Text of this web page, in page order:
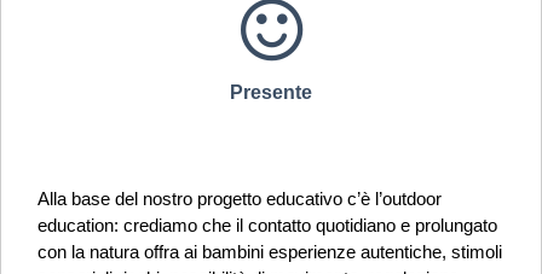
Presente
Alla base del nostro progetto educativo c’è l’outdoor
education: crediamo che il contatto quotidiano e prolungato
con la natura offra ai bambini esperienze autentiche, stimoli